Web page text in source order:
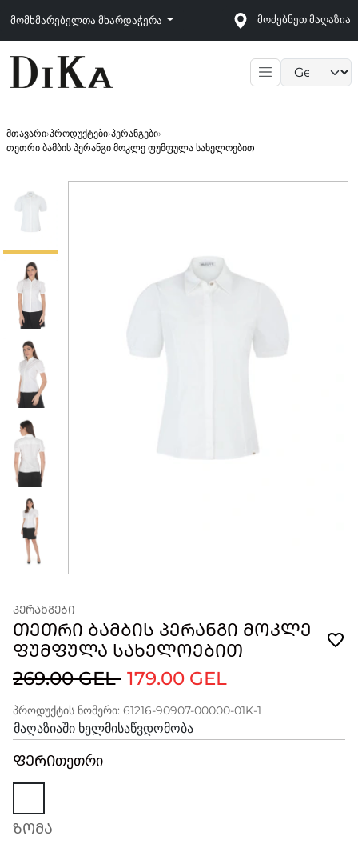
მომხმარებელთა მხარდაჭერა მოძებნეთ მაღაზია
მთავარი›პროდუქტები›პერანგები›
თეთრი ბამბის პერანგი მოკლე ფუმფულა სახელოებით
ᲞᲔᲠᲐᲜᲒᲔᲑᲘ
ᲗᲔᲗᲠᲘ ᲑᲐᲛᲑᲘᲡ ᲞᲔᲠᲐᲜᲒᲘ ᲛᲝᲙᲚᲔ
ᲤᲣᲛᲤᲣᲚᲐ ᲡᲐᲮᲔᲚᲝᲔᲑᲘᲗ
269.00 GEL 179.00 GEL
პროდუქტის ნომერი: 61216-90907-00000-01K-1
მაღაზიაში ხელმისაწვდომობა
ᲤᲔᲠᲘთეთრი
ᲖᲝᲛᲐ